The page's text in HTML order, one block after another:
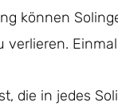
können
verlieren.
die in jedes